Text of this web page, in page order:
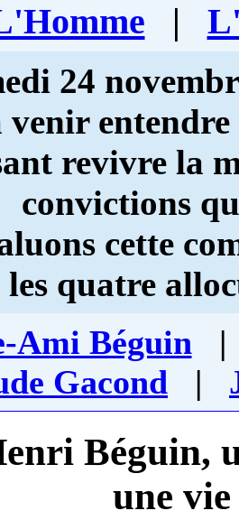
|
24
venir entendre
revivre la
convictions
cette
les quatre
Ami Béguin
Gacond |
Béguin,
une